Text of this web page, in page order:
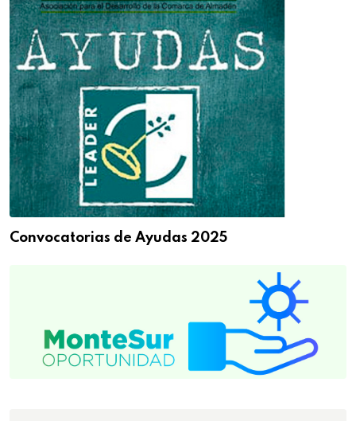
Convocatorias de Ayudas 2025